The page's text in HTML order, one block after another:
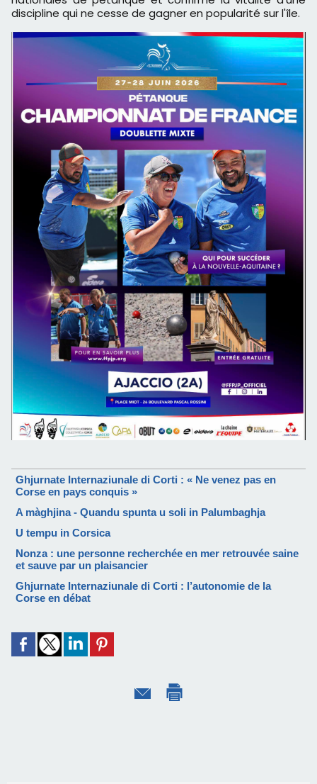
discipline qui ne cesse de gagner en popularité sur l'île.
Ghjurnate Internaziunale di Corti : « Ne venez pas en
Corse en pays conquis »
A màghjina - Quandu spunta u soli in Palumbaghja
U tempu in Corsica
Nonza : une personne recherchée en mer retrouvée saine
et sauve par un plaisancier
Ghjurnate Internaziunale di Corti : l’autonomie de la
Corse en débat